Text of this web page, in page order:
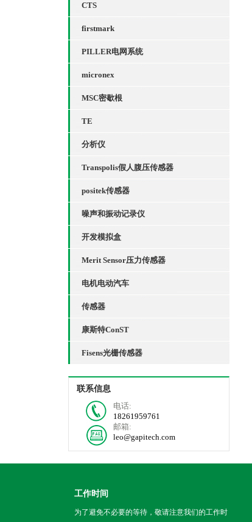
CTS
firstmark
PILLER电网系统
micronex
MSC密歇根
TE
分析仪
Transpolis假人腹压传感器
positek传感器
噪声和振动记录仪
开发模拟盒
Merit Sensor压力传感器
电机电动汽车
传感器
康斯特ConST
Fisens光栅传感器
联系信息
电话:
18261959761
邮箱:
leo@gapitech.com
工作时间
为了避免不必要的等待，敬请注意我们的工作时